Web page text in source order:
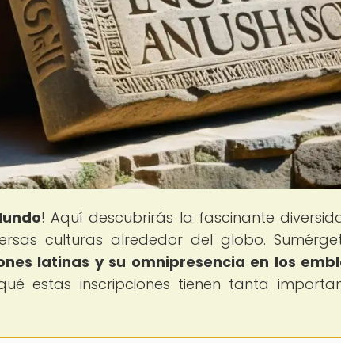
! Aquí descubrirás la fascinante
culturas alrededor del globo.
latinas y su omnipresencia en los
estas inscripciones tienen tanta